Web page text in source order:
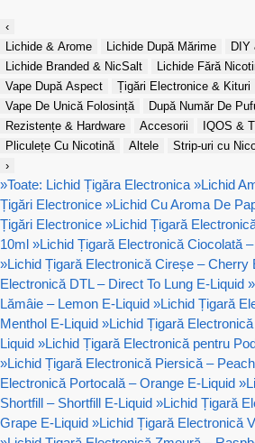
‹
Lichide & Arome
Lichide După Mărime
DIY
Lichide Branded & NicSalt
Lichide Fără
Vape După Aspect
Țigări Electronice & Kituri
Vape De Unică Folosință
După Număr De
Rezistențe & Hardware
Accesorii
IQOS &
Pliculețe Cu Nicotină
Altele
Strip-uri cu
›
»Toate: Lichid Țigăra Electronica »Lichid
Țigări Electronice »Lichid Cu Aroma De
Țigări Electronice »Lichid Țigară
10ml »Lichid Țigară Electronică Ciocolată
»Lichid Țigară Electronică Cireșe – Cherry
Electronică DTL – Direct To Lung E-Liquid »
Lămâie – Lemon E-Liquid »Lichid Țigară
Menthol E-Liquid »Lichid Țigară
Liquid »Lichid Țigară Electronică pentru
»Lichid Țigară Electronică Piersică –
Electronică Portocală – Orange E-Liquid »
Shortfill – Shortfill E-Liquid »Lichid Țigară
Grape E-Liquid »Lichid Țigară Electronică